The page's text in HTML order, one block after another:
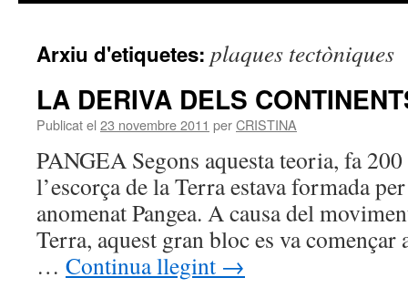
Arxiu d'etiquetes: plaques tectòniques
LA DERIVA DELS
Publicat el 23 novembre 2011 perCRISTINA
PANGEA Segons aquesta teoria, fa
l’escorça de la Terra estava formada
anomenat Pangea. A causa del
Terra, aquest gran bloc es va començar
… Continua llegint →